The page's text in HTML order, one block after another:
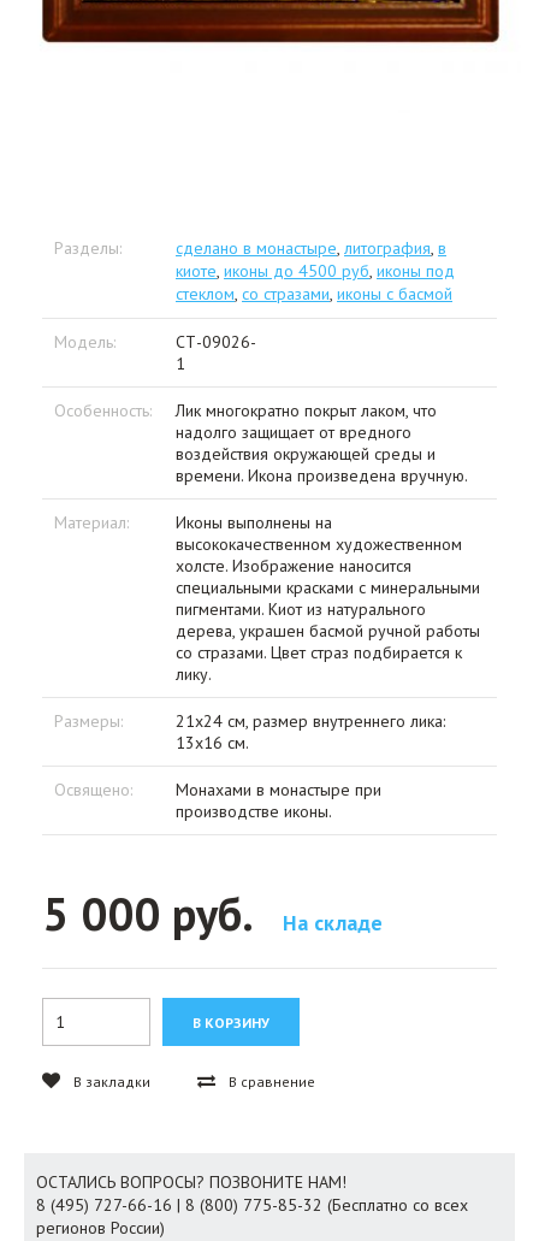
Разделы: сделано в монастыре, литография, в
киоте, иконы до 4500 руб, иконы под
стеклом, со стразами, иконы с басмой
Модель:
СТ-09026-
1
Особенность:
Лик многократно покрыт лаком, что
надолго защищает от вредного
воздействия окружающей среды и
времени. Икона произведена вручную.
Материал:
Иконы выполнены на
высококачественном художественном
холсте. Изображение наносится
специальными красками с минеральными
пигментами. Киот из натурального
дерева, украшен басмой ручной работы
со стразами. Цвет страз подбирается к
лику.
Размеры:
21х24 см, размер внутреннего лика:
13х16 см.
Освящено:
Монахами в монастыре при
производстве иконы.
5 000 руб. На складе
В закладки В сравнение
ОСТАЛИСЬ ВОПРОСЫ? ПОЗВОНИТЕ НАМ!
8 (495) 727-66-16 | 8 (800) 775-85-32 (Бесплатно со всех
регионов России)